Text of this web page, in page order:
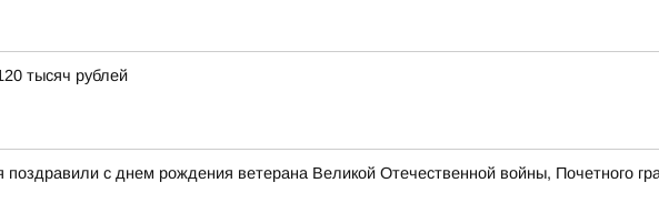
тысяч рублей
поздравили с днем рождения ветерана Великой Отечественной войны, Почетного